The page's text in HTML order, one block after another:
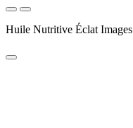
Huile Nutritive Éclat Images